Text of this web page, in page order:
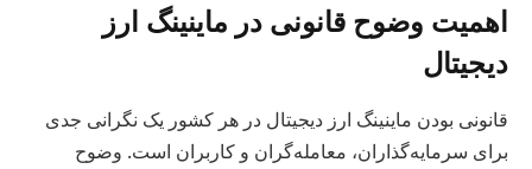
اهمیت وضوح قانونی در ماینینگ ارز
دیجیتال
قانونی بودن ماینینگ ارز دیجیتال در هر کشور یک نگرانی جدی
برای سرمایه‌گذاران، معامله‌گران و کاربران است. وضوح